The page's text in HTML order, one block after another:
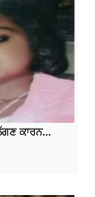
ਕਾਰਨ...